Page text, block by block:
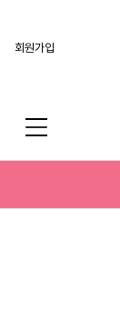
회원가입